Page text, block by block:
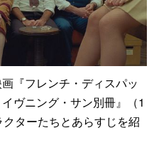
『フレンチ・ディスパッ
ヴニング・サン別冊』（1
ターたちとあらすじを紹